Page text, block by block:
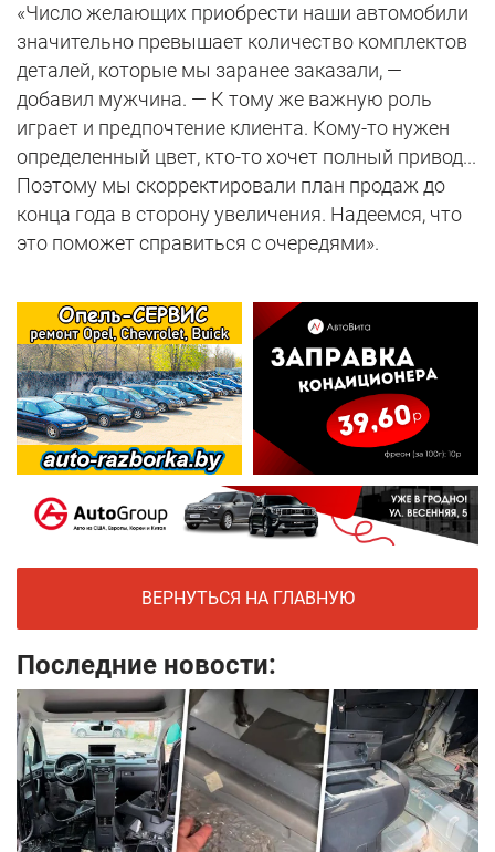
«Число желающих приобрести наши автомобили
значительно превышает количество комплектов
деталей, которые мы заранее заказали, —
добавил мужчина. — К тому же важную роль
играет и предпочтение клиента. Кому-то нужен
определенный цвет, кто-то хочет полный привод...
Поэтому мы скорректировали план продаж до
конца года в сторону увеличения. Надеемся, что
это поможет справиться с очередями».
ВЕРНУТЬСЯ НА ГЛАВНУЮ
Последние новости: